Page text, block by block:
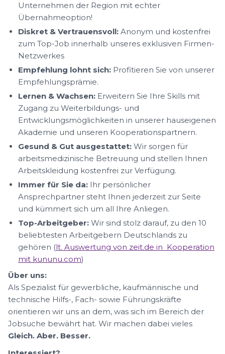
Unternehmen der Region mit echter
Übernahmeoption!
Diskret & Vertrauensvoll: Anonym und kostenfrei
zum Top-Job innerhalb unseres exklusiven Firmen-
Netzwerkes
Empfehlung lohnt sich: Profitieren Sie von unserer
Empfehlungsprämie.
Lernen & Wachsen: Erweitern Sie Ihre Skills mit
Zugang zu Weiterbildungs- und
Entwicklungsmöglichkeiten in unserer hauseigenen
Akademie und unseren Kooperationspartnern.
Gesund & Gut ausgestattet: Wir sorgen für
arbeitsmedizinische Betreuung und stellen Ihnen
Arbeitskleidung kostenfrei zur Verfügung.
Immer für Sie da: Ihr persönlicher
Ansprechpartner steht Ihnen jederzeit zur Seite
und kümmert sich um all Ihre Anliegen.
Top-Arbeitgeber: Wir sind stolz darauf, zu den 10
beliebtesten Arbeitgebern Deutschlands zu
gehören (lt. Auswertung von zeit.de in Kooperation
mit kununu.com)
Über uns:
Als Spezialist für gewerbliche, kaufmännische und
technische Hilfs-, Fach- sowie Führungskräfte
orientieren wir uns an dem, was sich im Bereich der
Jobsuche bewährt hat. Wir machen dabei vieles
Gleich. Aber. Besser.